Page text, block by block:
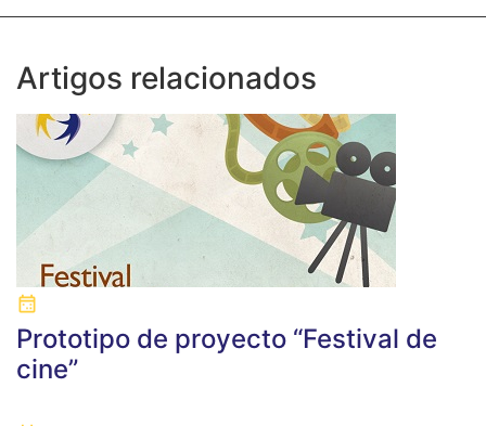
Artigos relacionados
Prototipo de proyecto “Festival de
cine”